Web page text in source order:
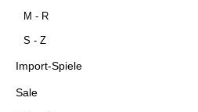
M - R
S - Z
Import-Spiele
Sale